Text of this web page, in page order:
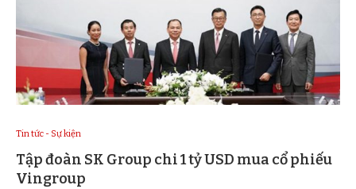
Tin tức - Sự kiện
Tập đoàn SK Group chi 1 tỷ USD mua cổ phiếu
Vingroup